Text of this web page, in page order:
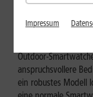
Outdoor-
eignen
Outdoor-
anspruchsvollere
ein robustes Modell
Impressum